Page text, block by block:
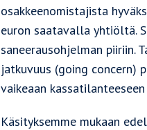
osakkeenomistajista
euron saatavalla yhtiöltä.
saneerausohjelman piiriin.
jatkuvuus (going concern)
vaikeaan
Käsityksemme mukaan